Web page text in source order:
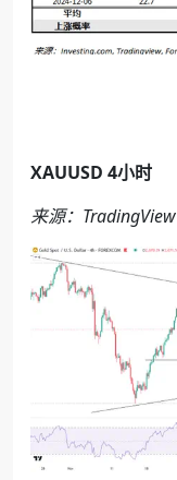
XAUUSD 4小时
来源： TradingView